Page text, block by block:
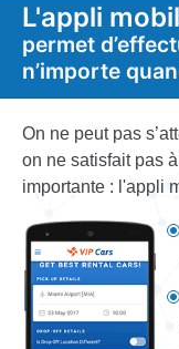
L'appli
permet
n’importe
On ne peut pas
on ne satisfait pas
importante : l'appli